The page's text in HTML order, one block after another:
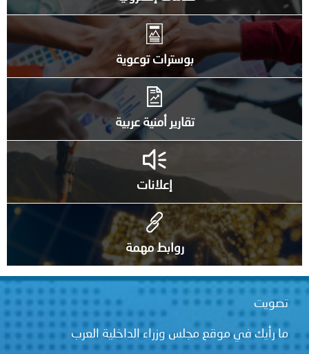
بوسترات توعوية
تقارير أمنية عربية
إعلانات
روابط مهمة
تصويت
ما رأيك في موقع مجلس وزراء الداخلية العرب